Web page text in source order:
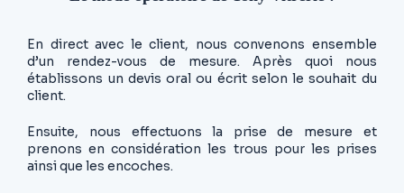
En direct avec le client, nous convenons ensemble
d’un rendez-vous de mesure. Après quoi nous
établissons un devis oral ou écrit selon le souhait du
client.
Ensuite, nous effectuons la prise de mesure et
prenons en considération les trous pour les prises
ainsi que les encoches.